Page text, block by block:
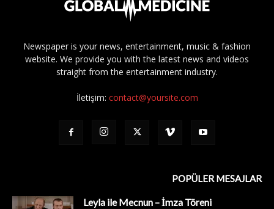
Newspaper is your news, entertainment, music & fashion
website. We provide you with the latest news and videos
straight from the entertainment industry.
İletişim: contact@yoursite.com
POPÜLER MESAJLAR
Leyla ile Mecnun – İmza Töreni